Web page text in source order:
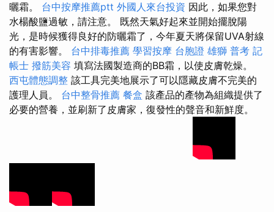
曬霜。 台中按摩推薦ptt 外國人來台投資 因此，如果您對
水楊酸鹽過敏，請注意。 既然天氣好起來並開始擺脫陽
光，是時候獲得良好的防曬霜了，今年夏天將保留UVA射線
的有害影響。 台中排毒推薦 學習按摩 台胞證 雄獅 普考 記
帳士 撥筋美容 填寫法國製造商的BB霜，以使皮膚乾燥。
西屯體態調整 該工具完美地展示了可以隱藏皮膚不完美的
護理人員。 台中整骨推薦 餐盒 該產品的產物為組織提供了
必要的營養，並刷新了皮膚家，復發性的聲音和新鮮度。